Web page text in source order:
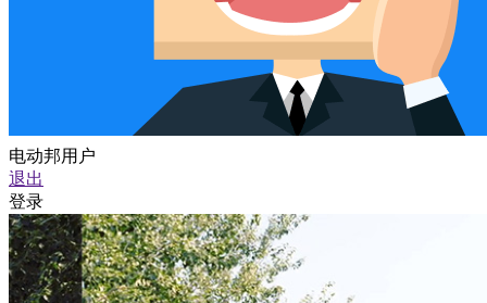
电动邦用户
退出
登录